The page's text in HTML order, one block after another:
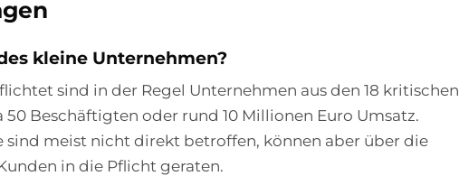
kleine Unternehmen?
sind in der Regel Unternehmen aus den 18 kritischen
50 Beschäftigten oder rund 10 Millionen Euro Umsatz.
sind meist nicht direkt betroffen, können aber über die
in die Pflicht geraten.